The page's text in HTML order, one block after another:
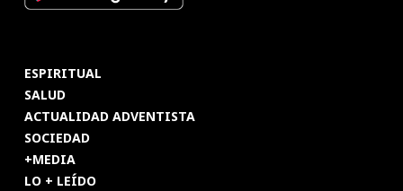
ESPIRITUAL
SALUD
ACTUALIDAD ADVENTISTA
SOCIEDAD
+MEDIA
LO + LEÍDO